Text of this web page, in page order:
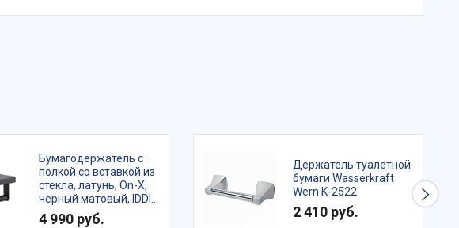
Бумагодержатель с
полкой со вставкой из
стекла, латунь, On-X,
черный матовый, IDDIS,
ONXBL02i43
4 990 руб.
Держатель туалетной
бумаги Wasserkraft
Wern K-2522
2 410 руб.